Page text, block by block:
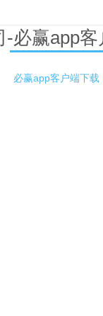
必赢app
必赢app客户端下载